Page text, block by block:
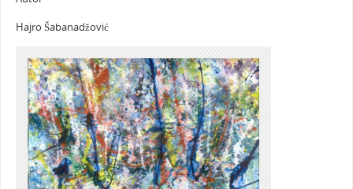
Hajro Šabanadžović